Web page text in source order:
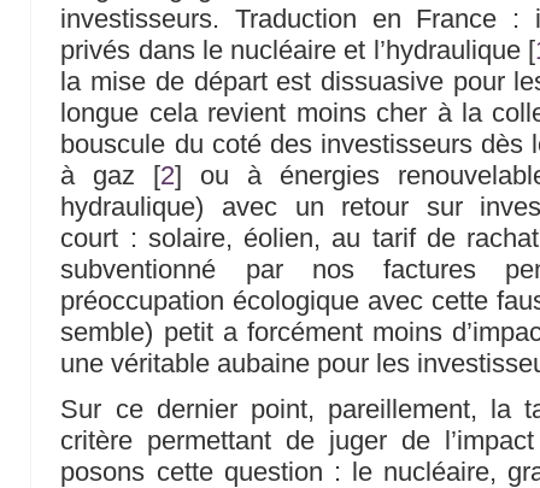
investisseurs. Traduction en France :
privés dans le nucléaire et l’hydraulique[
la mise de départ est dissuasive pour
longue cela revient moins cher à la
bouscule du coté des investisseurs dès
à gaz [2] ou à énergies
hydraulique) avec un retour sur
court : solaire, éolien, au tarif de
subventionné par nos factures
préoccupation écologique avec cette
semble) petit a forcément moins
une véritable aubaine pour les
Sur ce dernier point, pareillement, la
critère permettant de juger de
posons cette question : le nucléaire,